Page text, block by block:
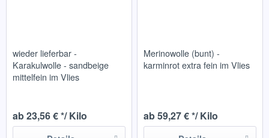
wieder lieferbar -
Karakulwolle - sandbeige
mittelfein im Vlies
ab 23,56 € */ Kilo
Merinowolle (bunt) -
karminrot extra fein im Vlies
ab 59,27 € */ Kilo